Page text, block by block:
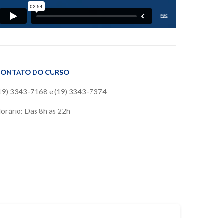
DO CURSO
3343-7168 e (19) 3343-7374
Das 8h às 22h